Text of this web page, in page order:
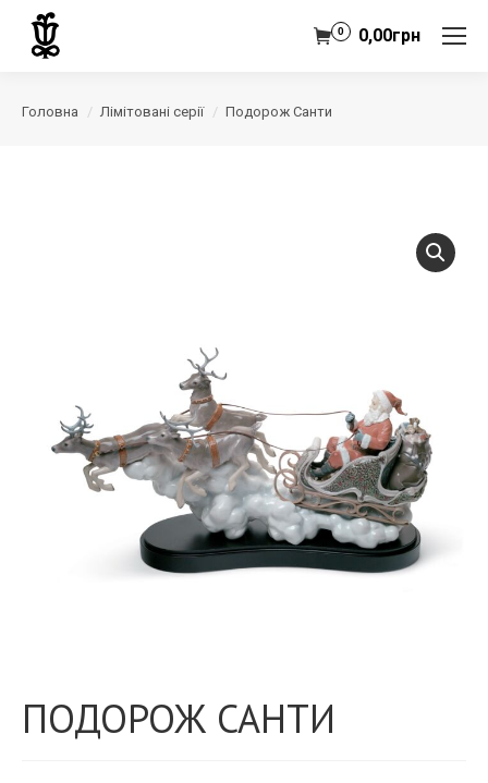
0,00грн
0
Головна Лімітовані серії Подорож Санти
ПОДОРОЖ САНТИ